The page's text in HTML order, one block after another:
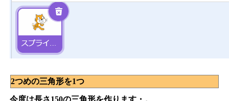
2つめの三角形を1つ
今度は長さ150の三角形を作ります・。